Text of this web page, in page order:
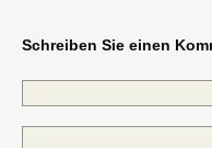
Schreiben Sie einen